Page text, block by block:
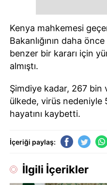
Kenya mahkemesi
Bakanlığının daha
benzer bir kararı için
almıştı.
Şimdiye kadar, 267 bin
ülkede, virüs nedeniyle
hayatını kaybetti.
İçeriği paylaş:
İlgili İçerikler